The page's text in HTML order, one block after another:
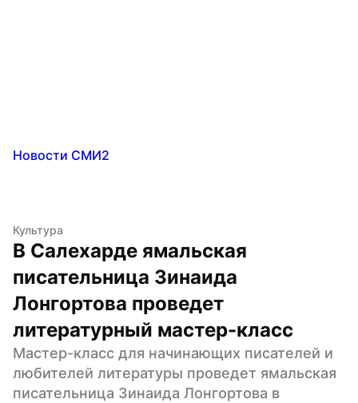
Новости СМИ2
Культура
В Салехарде ямальская
писательница Зинаида
Лонгортова проведет
литературный мастер-класс
Мастер-класс для начинающих писателей и
любителей литературы проведет ямальская
писательница Зинаида Лонгортова в